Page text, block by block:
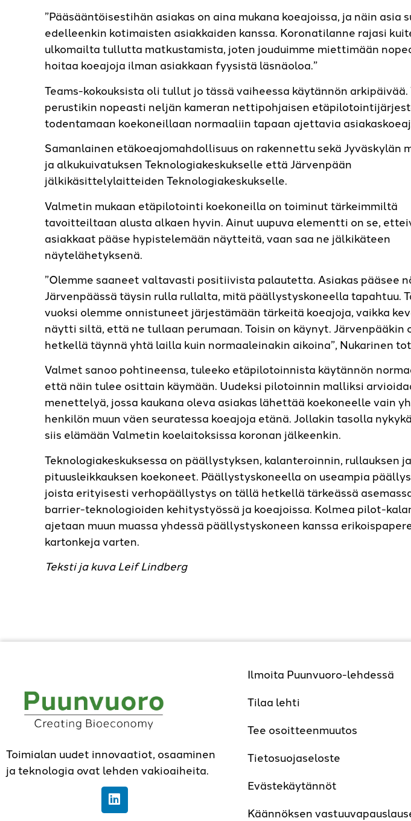
”Pääsääntöisestihän asiakas on aina mukana koeajoissa, ja näin asia
edelleenkin kotimaisten asiakkaiden kanssa. Koronatilanne rajasi
ulkomailta tullutta matkustamista, joten jouduimme miettimään
hoitaa koeajoja ilman asiakkaan fyysistä läsnäoloa.”
Teams-kokouksista oli tullut jo tässä vaiheessa käytännön
perustikin nopeasti neljän kameran nettipohjaisen
todentamaan koekoneillaan normaaliin tapaan ajettavia
Samanlainen etäkoeajomahdollisuus on rakennettu sekä Jyväskylän
ja alkukuivatuksen Teknologiakeskukselle että Järvenpään
jälkikäsittelylaitteiden Teknologiakeskukselle.
Valmetin mukaan etäpilotointi koekoneilla on toiminut tärkeimmiltä
tavoitteiltaan alusta alkaen hyvin. Ainut uupuva elementti on se,
asiakkaat pääse hypistelemään näytteitä, vaan saa ne jälkikäteen
näytelähetyksenä.
”Olemme saaneet valtavasti positiivista palautetta. Asiakas pääsee
Järvenpäässä täysin rulla rullalta, mitä päällystyskoneella tapahtuu.
vuoksi olemme onnistuneet järjestämään tärkeitä koeajoja, vaikka
näytti siltä, että ne tullaan perumaan. Toisin on käynyt. Järvenpääkin
hetkellä täynnä yhtä lailla kuin normaaleinakin aikoina”, Nukarinen
Valmet sanoo pohtineensa, tuleeko etäpilotoinnista käytännön
että näin tulee osittain käymään. Uudeksi pilotoinnin malliksi
menettelyä, jossa kaukana oleva asiakas lähettää koekoneelle vain
henkilön muun väen seuratessa koeajoja etänä. Jollakin tasolla
siis elämään Valmetin koelaitoksissa koronan jälkeenkin.
Teknologiakeskuksessa on päällystyksen, kalanteroinnin, rullauksen ja
pituusleikkauksen koekoneet. Päällystyskoneella on useampia
joista erityisesti verhopäällystys on tällä hetkellä tärkeässä
barrier-teknologioiden kehitystyössä ja koeajoissa. Kolmea pilot-
ajetaan muun muassa yhdessä päällystyskoneen kanssa
kartonkeja varten.
Teksti ja kuva Leif Lindberg
Toimialan uudet innovaatiot, osaaminen
ja teknologia ovat lehden vakioaiheita.
Ilmoita Puunvuoro-lehdessä
Tilaa lehti
Tee osoitteenmuutos
Tietosuojaseloste
Evästekäytännöt
Käännöksen